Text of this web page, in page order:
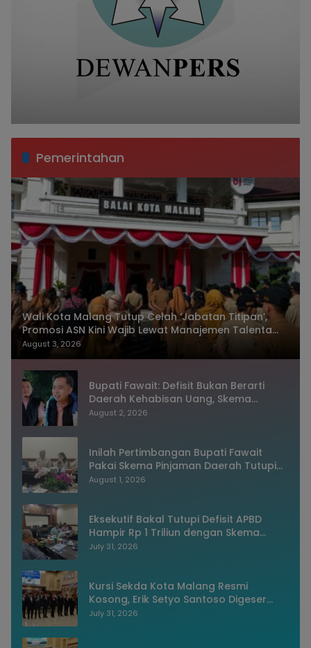
Pemerintahan
Wali Kota Malang Tutup Celah ‘Jabatan Titipan’,
Promosi ASN Kini Wajib Lewat Manajemen Talenta
dan Sistem Merit
August 3, 2026
Bupati Fawait: Defisit Bukan Berarti
Daerah Kehabisan Uang, Skema
Pinjaman Justru Bukti Keuangan
August 2, 2026
Inilah Pertimbangan Bupati Fawait
Pakai Skema Pinjaman Daerah Tutupi
Defisit APBD 2027
August 1, 2026
Eksekutif Bakal Tutupi Defisit APBD
Hampir Rp 1 Triliun dengan Skema
Utang Rp786,573 Miliar
July 31, 2026
Kursi Sekda Kota Malang Resmi
Kosong, Erik Setyo Santoso Digeser
Jadi Asisten, Pemkot Mulai Era Baru
July 31, 2026